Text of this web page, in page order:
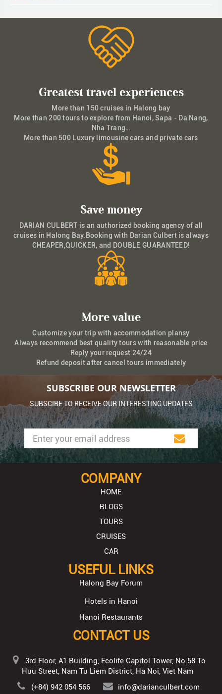
Greatest travel experiences
More than 150 cruises in Halong bay
More than 200 tours to explore from Hanoi, Sapa - Da Nang,
Nha Trang…
More than 500 Luxury limousine cars and private cars
Save money
DARIAN CULBERT is an authorized booking agency of all
cruises in Halong Bay.Booking with Darian Culbert is always
CHEAPER,QUICKER, and DOUBLE GUARANTEED!
More value
Customize your trip with accommodation plansy
Always recommend best quality tours with reasonable price
Reply your request 24/24
Refund deposit after cancel tours immediately
SUBSCRIBE OUR NEWSLETTER
SUBSCIBE TO RECEIVE OUR INTERESTING UPDATES
COMPANY
HOME
BLOGS
TOURS
CRUISES
CAR
USEFUL LINKS
Halong Bay Forum
Hotels in Hanoi
Hanoi Restaurants
CONTACT US
3rd Floor, A1 Building, Ecolife Capitol Tower, No.58 To
Huu Street, Nam Tu Liem District, Ha Noi, Viet Nam
(+84) 942 054 566
info@darianculbert.com